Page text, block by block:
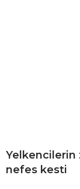
nefes kesti